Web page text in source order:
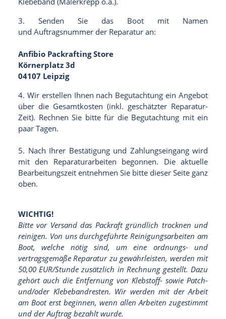
3. Senden Sie das Boot mit Namen
und Auftragsnummer der Reparatur an:
Anfibio Packrafting Store
Körnerplatz 3d
04107 Leipzig
4. Wir erstellen Ihnen nach Begutachtung ein Angebot
über die Gesamtkosten (inkl. geschätzter Reparatur-
Zeit). Rechnen Sie bitte für die Begutachtung mit ein
paar Tagen.
5. Nach Ihrer Bestätigung und Zahlungseingang wird
mit den Reparaturarbeiten begonnen. Die aktuelle
Bearbeitungszeit entnehmen Sie bitte dieser Seite ganz
oben.
WICHTIG!
Bitte vor Versand das Packraft gründlich trocknen und
reinigen. Von uns durchgeführte Reinigungsarbeiten am
Boot, welche nötig sind, um eine ordnungs- und
vertragsgemäße Reparatur zu gewährleisten, werden mit
50,00 EUR/Stunde zusätzlich in Rechnung gestellt. Dazu
gehört auch die Entfernung von Klebstoff- sowie Patch-
und/oder Klebebandresten. Wir werden mit der Arbeit
am Boot erst beginnen, wenn allen Arbeiten zugestimmt
und der Auftrag bezahlt wurde.